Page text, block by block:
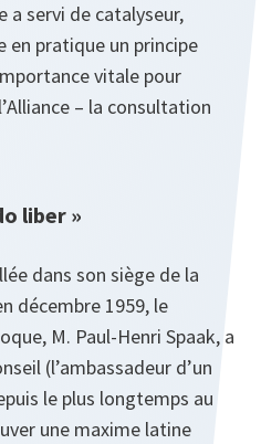
a servi de catalyseur,
en pratique un principe
vitale pour
– la consultation
liber »
dans son siège de la
décembre 1959, le
M. Paul-Henri Spaak, a
(l’ambassadeur d’un
le plus longtemps au
une maxime latine